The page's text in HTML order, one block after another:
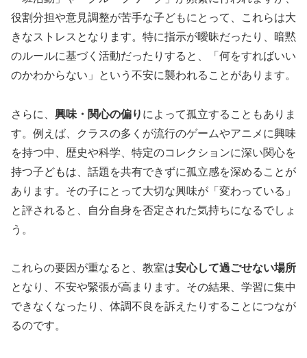
役割分担や意見調整が苦手な子どもにとって、これらは大
きなストレスとなります。特に指示が曖昧だったり、暗黙
のルールに基づく活動だったりすると、「何をすればいい
のかわからない」という不安に襲われることがあります。
さらに、 興味・関心の偏り によって孤立することもありま
す。例えば、クラスの多くが流行のゲームやアニメに興味
を持つ中、歴史や科学、特定のコレクションに深い関心を
持つ子どもは、話題を共有できずに孤立感を深めることが
あります。その子にとって大切な興味が「変わっている」
と評されると、自分自身を否定された気持ちになるでしょ
う。
これらの要因が重なると、教室は安心して過ごせない場所
となり、不安や緊張が高まります。その結果、学習に集中
できなくなったり、体調不良を訴えたりすることにつなが
るのです。